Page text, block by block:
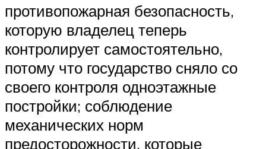
противопожарная безопасность,
которую владелец теперь
контролирует самостоятельно,
потому что государство сняло со
своего контроля одноэтажные
постройки; соблюдение
механических норм
предосторожности, которые